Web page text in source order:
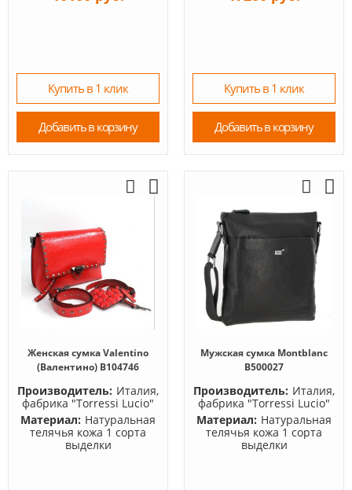
Купить в 1 клик
Добавить в корзину
Купить в 1 клик
Добавить в корзину
Женская сумка Valentino
(Валентино) B104746
Производитель: Италия,
фабрика "Torressi Lucio"
Материал: Натуральная
телячья кожа 1 сорта
выделки
Мужская сумка Montblanc
B500027
Производитель: Италия,
фабрика "Torressi Lucio"
Материал: Натуральная
телячья кожа 1 сорта
выделки